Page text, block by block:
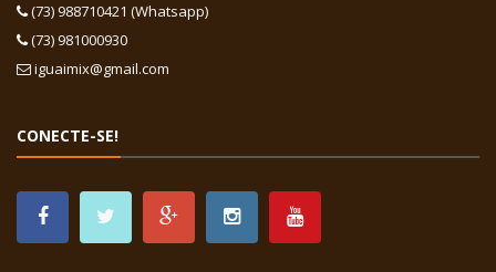
(73) 988710421 (Whatsapp)
(73) 981000930
iguaimix@gmail.com
CONECTE-SE!